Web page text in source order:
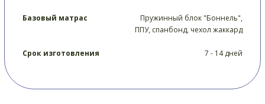
Базовый матрас
Пружинный блок "Боннель",
ППУ, спанбонд, чехол жаккард
Срок изготовления 7 - 14 дней